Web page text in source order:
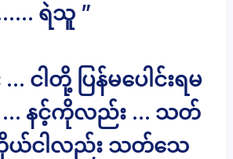
ရဲသူ ”
… ငါတို့ ပြန်မပေါင်းရမ
နင့်ကိုလည်း … သတ်
ယ်ငါလည်း သတ်သေ